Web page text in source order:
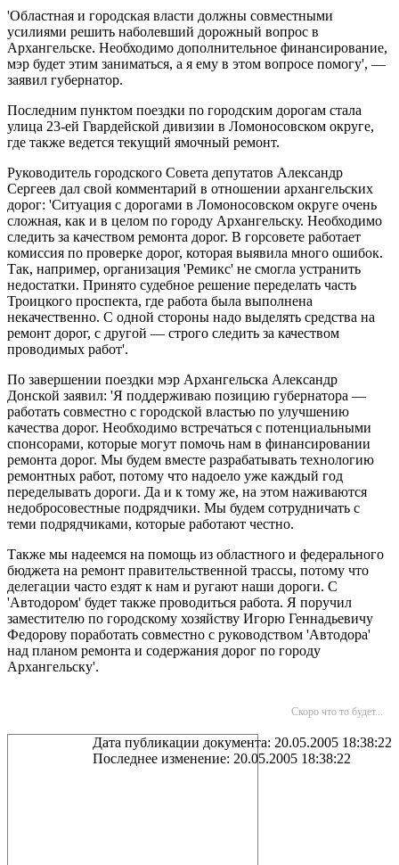
'Областная и городская власти должны совместными
усилиями решить наболевший дорожный вопрос в
Архангельске. Необходимо дополнительное финансирование,
мэр будет этим заниматься, а я ему в этом вопросе помогу', —
заявил губернатор.
Последним пунктом поездки по городским дорогам стала
улица 23-ей Гвардейской дивизии в Ломоносовском округе,
где также ведется текущий ямочный ремонт.
Руководитель городского Совета депутатов Александр
Сергеев дал свой комментарий в отношении архангельских
дорог: 'Ситуация с дорогами в Ломоносовском округе очень
сложная, как и в целом по городу Архангельску. Необходимо
следить за качеством ремонта дорог. В горсовете работает
комиссия по проверке дорог, которая выявила много ошибок.
Так, например, организация 'Ремикс' не смогла устранить
недостатки. Принято судебное решение переделать часть
Троицкого проспекта, где работа была выполнена
некачественно. С одной стороны надо выделять средства на
ремонт дорог, с другой — строго следить за качеством
проводимых работ'.
По завершении поездки мэр Архангельска Александр
Донской заявил: 'Я поддерживаю позицию губернатора —
работать совместно с городской властью по улучшению
качества дорог. Необходимо встречаться с потенциальными
спонсорами, которые могут помочь нам в финансировании
ремонта дорог. Мы будем вместе разрабатывать технологию
ремонтных работ, потому что надоело уже каждый год
переделывать дороги. Да и к тому же, на этом наживаются
недобросовестные подрядчики. Мы будем сотрудничать с
теми подрядчиками, которые работают честно.
Также мы надеемся на помощь из областного и федерального
бюджета на ремонт правительственной трассы, потому что
делегации часто ездят к нам и ругают наши дороги. С
'Автодором' будет также проводиться работа. Я поручил
заместителю по городскому хозяйству Игорю Геннадьевичу
Федорову поработать совместно с руководством 'Автодора'
над планом ремонта и содержания дорог по городу
Архангельску'.
Скоро что то будет...
Дата публикации документа: 20.05.2005 18:38:22
Последнее изменение: 20.05.2005 18:38:22